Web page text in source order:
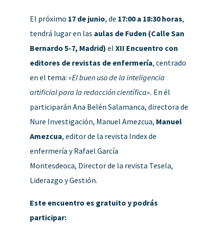
El próximo 17 de junio, de 17:00 a 18:30 horas,
tendrá lugar en las aulas de Fuden (Calle San
Bernardo 5-7, Madrid) el XII Encuentro con
editores de revistas de enfermería, centrado
en el tema: «El buen uso de la inteligencia
artificial para la redacción científica». En él
participarán Ana Belén Salamanca, directora de
Nure Investigación, Manuel Amezcua, Manuel
Amezcua, editor de la revista Index de
enfermería y Rafael García
Montesdeoca, Director de la revista Tesela,
Liderazgo y Gestión.
Este encuentro es gratuito y podrás
participar: